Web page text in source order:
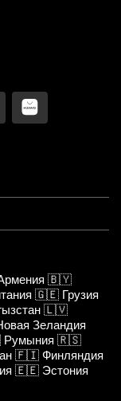
🇧🇾
🇬🇪 Грузия
🇱🇻
Зеландия
Румыния 🇷🇸
🇫🇮 Финляндия
🇪🇪 Эстония